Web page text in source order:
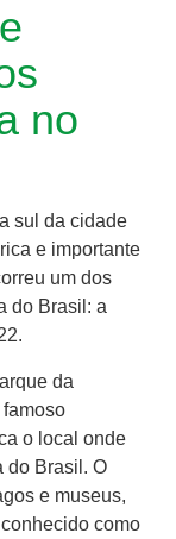
no
sul da cidade
e importante
um dos
do Brasil: a
da
o local onde
do Brasil. O
e museus,
como